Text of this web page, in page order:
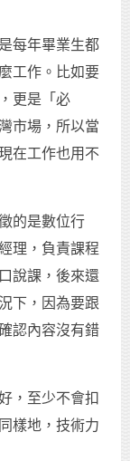
每年畢業生都
工作。比如要
更是「必
市場，所以當
在工作也用不
的是數位行
理，負責課程
說課，後來還
下，因為要跟
認內容沒有錯
，至少不會扣
樣地，技術力